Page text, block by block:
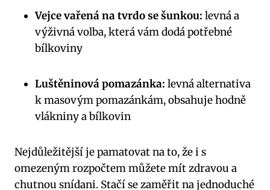
Vejce vařená na tvrdo se šunkou: levná a
výživná volba, která vám dodá potřebné
bílkoviny
Luštěninová pomazánka: levná alternativa
k masovým pomazánkám, obsahuje hodně
vlákniny a bílkovin
Nejdůležitější je pamatovat na to, že i s
omezeným rozpočtem můžete mít zdravou a
chutnou snídani. Stačí se zaměřit na jednoduché